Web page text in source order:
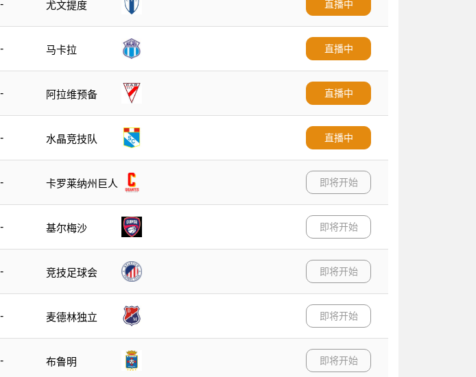
- 尤文提度 直播中
- 马卡拉 直播中
- 阿拉维预备 直播中
- 水晶竞技队 直播中
- 卡罗莱纳州巨人 即将开始
- 基尔梅沙 即将开始
- 竞技足球会 即将开始
- 麦德林独立 即将开始
- 布鲁明 即将开始